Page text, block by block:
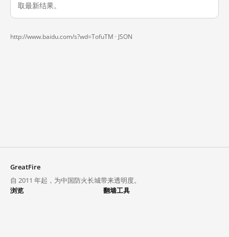
取最新结果。
http://www.baidu.com/s?wd=TofuTM · JSON
GreatFire
自 2011 年起，为中国防火长城带来透明度。
浏览
翻墙工具